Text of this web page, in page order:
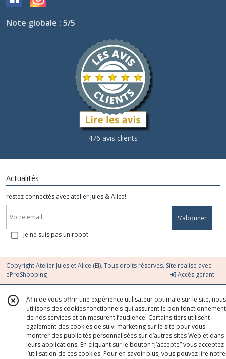
Note globale : 5/5
476 avis clients
Actualités
restez connectés avec atelier Jules & Alice!
S'abonner
Je ne suis pas un robot
Copyright Atelier Jules et Alice (EI). Tous droits réservés. Site réalisé avec
eProShopping
Accès gérant
Afin de vous offrir une expérience utilisateur optimale sur le site, nous
utilisons des cookies fonctionnels qui assurent le bon fonctionnement
de nos services et en mesurent l’audience. Certains tiers utilisent
également des cookies de suivi marketing sur le site pour vous
montrer des publicités personnalisées sur d’autres sites Web et dans
leurs applications. En cliquant sur le bouton “J’accepte” vous acceptez
l’utilisation de ces cookies. Pour en savoir plus, vous pouvez lire notre